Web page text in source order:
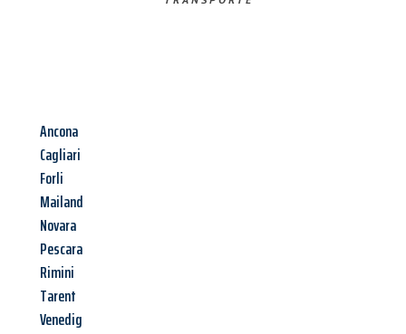
Ancona
Cagliari
Forli
Mailand
Novara
Pescara
Rimini
Tarent
Venedig